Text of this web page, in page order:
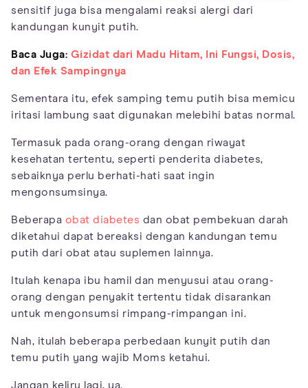
sensitif juga bisa mengalami reaksi alergi dari
kandungan kunyit putih.
Baca Juga: Gizidat dari Madu Hitam, Ini Fungsi, Dosis,
dan Efek Sampingnya
Sementara itu, efek samping temu putih bisa memicu
iritasi lambung saat digunakan melebihi batas normal.
Termasuk pada orang-orang dengan riwayat
kesehatan tertentu, seperti penderita diabetes,
sebaiknya perlu berhati-hati saat ingin
mengonsumsinya.
Beberapa obat diabetes dan obat pembekuan darah
diketahui dapat bereaksi dengan kandungan temu
putih dari obat atau suplemen lainnya.
Itulah kenapa ibu hamil dan menyusui atau orang-
orang dengan penyakit tertentu tidak disarankan
untuk mengonsumsi rimpang-rimpangan ini.
Nah, itulah beberapa perbedaan kunyit putih dan
temu putih yang wajib Moms ketahui.
Jangan keliru lagi, ya.